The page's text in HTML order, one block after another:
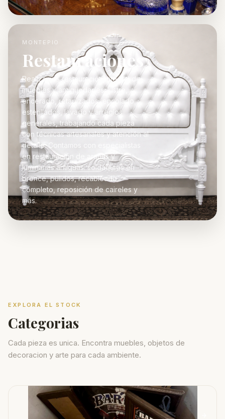
MONTEPIO
Restauraciones
Realizamos restauración integral de
muebles y antigüedades: lustre,
encerado, retapizados, encolado,
esterillados, lavado y arreglos
generales, trabajando cada pieza
con técnicas artesanales y atención al
detalle. Contamos con especialistas
en restauración de arañas y
luminarias antiguas: soldaduras en
bronce, pulidos, recableado
completo, reposición de caireles y
más.
EXPLORA EL STOCK
Categorias
Cada pieza es unica. Encontra muebles, objetos de
decoracion y arte para cada ambiente.